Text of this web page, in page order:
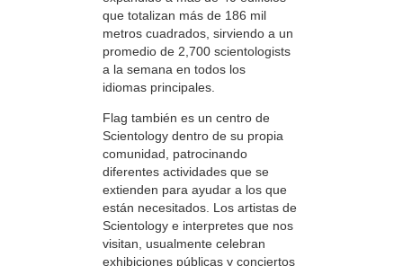
que totalizan más de 186 mil
metros cuadrados, sirviendo a un
promedio de 2,700 scientologists
a la semana en todos los
idiomas principales.
Flag también es un centro de
Scientology dentro de su propia
comunidad, patrocinando
diferentes actividades que se
extienden para ayudar a los que
están necesitados. Los artistas de
Scientology e interpretes que nos
visitan, usualmente celebran
exhibiciones públicas y conciertos